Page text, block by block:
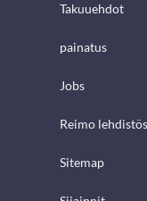
Takuuehdot
painatus
Jobs
Reimo
Sitemap